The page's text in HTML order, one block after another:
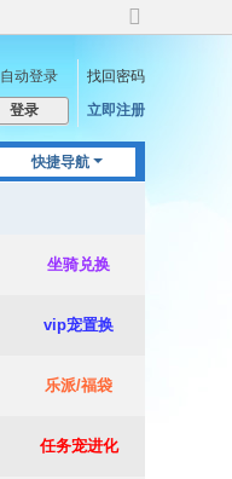
切
到
宽
自动登录
找回密码
登录 立即注册
快捷导航
坐骑兑换
vip宠置换
乐派/福袋
任务宠进化